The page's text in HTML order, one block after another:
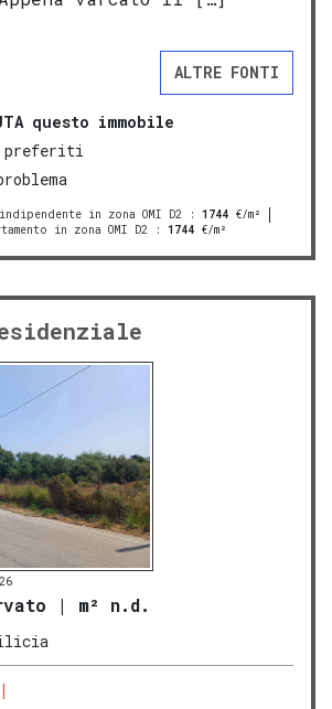
ALTRE FONTI
questo immobile
preferiti
in zona OMI D2 : 1744 €/m²
in zona OMI D2 : 1744 €/m²
| m² n.d.